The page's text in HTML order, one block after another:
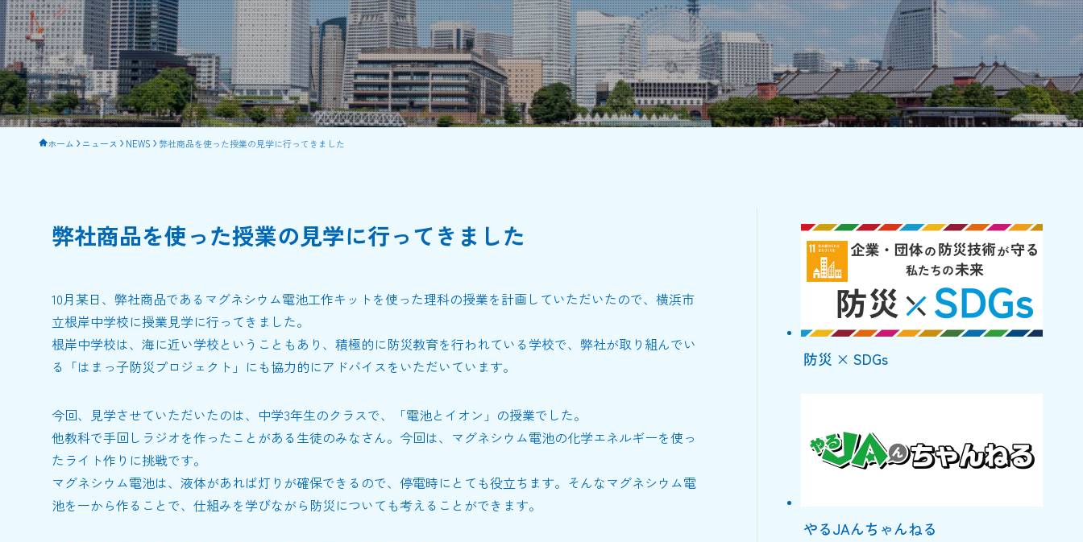
ホーム ニュース NEWS 弊社商品を使った授業の見学に行ってきました
弊社商品を使った授業の見学に行ってきました
10月某日、弊社商品であるマグネシウム電池工作キットを使った理科の授業を計画していただいたので、横浜市
立根岸中学校に授業見学に行ってきました。
根岸中学校は、海に近い学校ということもあり、積極的に防災教育を行われている学校で、弊社が取り組んでい
る「はまっ子防災プロジェクト」にも協力的にアドバイスをいただいています。
今回、見学させていただいたのは、中学3年生のクラスで、「電池とイオン」の授業でした。
他教科で手回しラジオを作ったことがある生徒のみなさん。今回は、マグネシウム電池の化学エネルギーを使っ
たライト作りに挑戦です。
マグネシウム電池は、液体があれば灯りが確保できるので、停電時にとても役立ちます。そんなマグネシウム電
池を一から作ることで、仕組みを学びながら防災についても考えることができます。
防災 × SDGs
やるJAんちゃんねる